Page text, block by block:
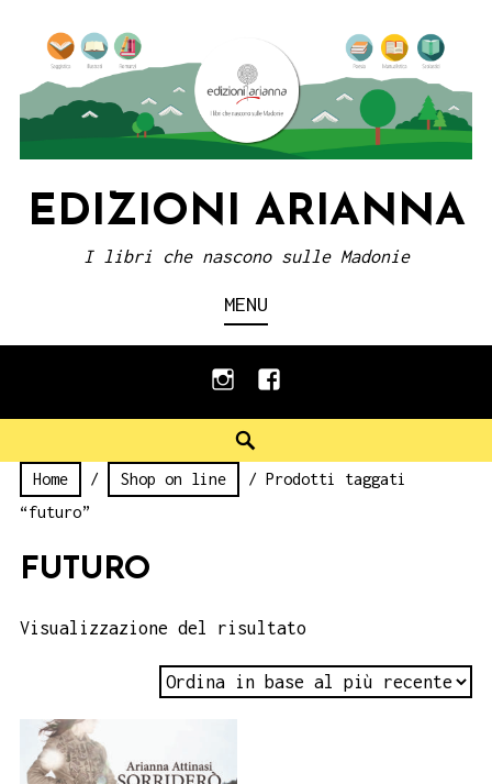
content
EDIZIONI ARIANNA
I libri che nascono sulle Madonie
MENU
instagramfacebook
Home / Shop on line
/ Prodotti taggati
“futuro”
FUTURO
Visualizzazione del risultato